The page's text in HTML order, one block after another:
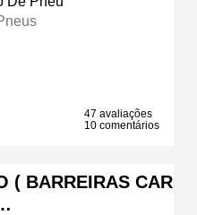
47 avaliações
10 comentários
( BARREIRAS CAR